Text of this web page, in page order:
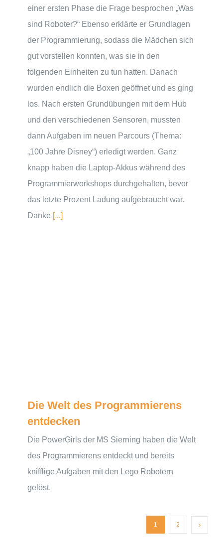
einer ersten Phase die Frage besprochen „Was
sind Roboter?“ Ebenso erklärte er Grundlagen
der Programmierung, sodass die Mädchen sich
gut vorstellen konnten, was sie in den
folgenden Einheiten zu tun hatten. Danach
wurden endlich die Boxen geöffnet und es ging
los. Nach ersten Grundübungen mit dem Hub
und den verschiedenen Sensoren, mussten
dann Aufgaben im neuen Parcours (Thema:
„100 Jahre Disney“) erledigt werden. Ganz
knapp haben die Laptop-Akkus während des
Programmierworkshops durchgehalten, bevor
das letzte Prozent Ladung aufgebraucht war.
Danke [...]
Die Welt des Programmierens
entdecken
Die PowerGirls der MS Sierning haben die Welt
des Programmierens entdeckt und bereits
knifflige Aufgaben mit den Lego Robotern
gelöst.
1 2